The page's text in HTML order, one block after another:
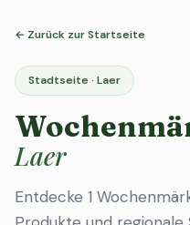
← Zurück zur Startseite
Stadtseite · Laer
Laer
Entdecke 1